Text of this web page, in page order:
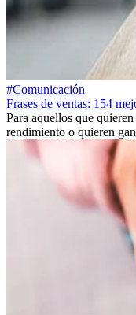
#Comunicación
Frases de ventas: 154
Para aquellos que
rendimiento o quieren